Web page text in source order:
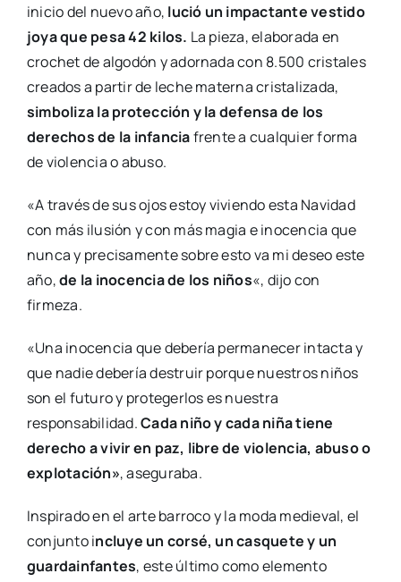
inicio del nuevo año, lució un impactante vestido
joya que pesa 42 kilos. La pieza, elaborada en
crochet de algodón y adornada con 8.500 cristales
creados a partir de leche materna cristalizada,
simboliza la protección y la defensa de los
derechos de la infanciafrente a cualquier forma
de violencia o abuso.
«A través de sus ojos estoy viviendo esta Navidad
con más ilusión y con más magia e inocencia que
nunca y precisamente sobre esto va mi deseo este
año,de la inocencia de los niños«, dijo con
firmeza.
«Una inocencia que debería permanecer intacta y
que nadie debería destruir porque nuestros niños
son el futuro y protegerlos es nuestra
responsabilidad.Cada niño y cada niña tiene
derecho a vivir en paz, libre de violencia, abuso o
explotación», aseguraba.
Inspirado en el arte barroco y la moda medieval, el
conjunto incluye un corsé, un casquete y un
guardainfantes, este último como elemento